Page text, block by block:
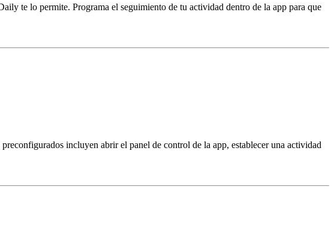
te lo permite. Programa el seguimiento de tu actividad dentro de la app para que
incluyen abrir el panel de control de la app, establecer una actividad